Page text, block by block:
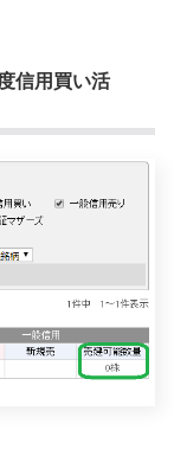
信用買い活